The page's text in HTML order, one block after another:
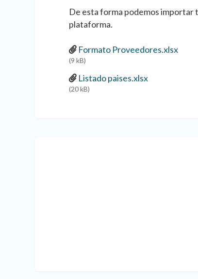
De esta forma podemos
plataforma.
Formato Proveedores.xlsx
(9 kB)
Listado paises.xlsx
(20 kB)